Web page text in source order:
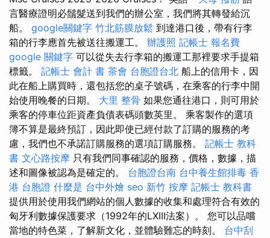
言醫療證明必鬚髮送到我們的辦公室，我們將其轉發給沉
船。 google關鍵字 竹北筋膜放鬆 到達港口後，帶有行李
箱的行李應首先被送往搬運工。 辦護照 記帳士 報名費
google 關鍵字 可以從失去行李箱的搬運工那裡要求手提箱
標籤。 記帳士 會計 書 茶會 台胞證台北 船上的信用卡，因
此在船上購買時，還包括您的桌子號碼，在乘客的行李中開
始使用晚餐的日期。 大里 整骨 如果您通往港口，則可用於
乘客的停車位距資產負債表碼頭數英里。 乘客製作的選項
簿不算是最終預訂，因此即使已經付款了訂購的服務的考
慮，我們也不承諾訂購服務的選項訂購服務。 記帳士 教科
書 文心路按摩 只有我們同事確認的服務，價格，數據，描
述和圖像被認為是確定的。 台胞證台南 台中養生館排毒 香
港 台胞證 什麼是 台中外燴 seo 新竹 按摩 記帳士 教科書
提供用於使用我們網站的個人數據的收集和處理符合有效的
匈牙利數據保護要求（1992年的LXIII法案）。 您可以品嚐
當地的特色菜，了解新文化，並體驗難忘的時刻。 台中刮